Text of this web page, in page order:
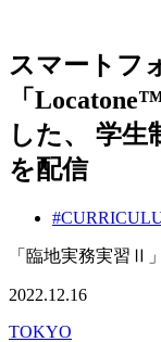
スマートフ
「
した、 学生
を配信
「臨地実務実習Ⅱ
2022.12.16
TOKYO